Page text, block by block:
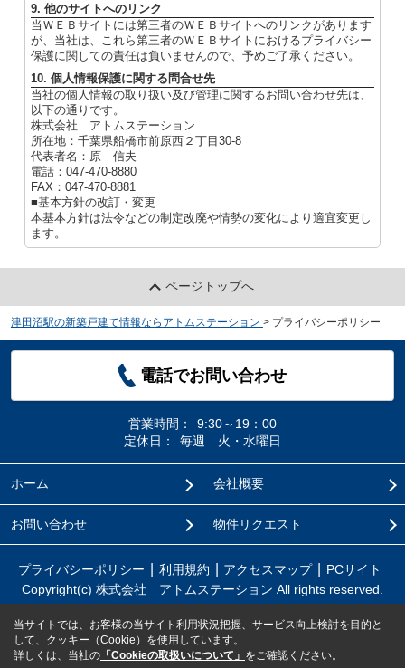
9. 他のサイトへのリンク
当ＷＥＢサイトには第三者のＷＥＢサイトへのリンクがあります
が、当社は、これら第三者のＷＥＢサイトにおけるプライバシー
保護に関しての責任は負いませんので、予めご了承ください。
10. 個人情報保護に関する問合せ先
当社の個人情報の取り扱い及び管理に関するお問い合わせ先は、
以下の通りです。
株式会社 アトムステーション
所在地：千葉県船橋市前原西２丁目30-8
代表者名：原 信夫
電話：047-470-8880
FAX：047-470-8881
■基本方針の改訂・変更
本基本方針は法令などの制定改廃や情勢の変化により適宜変更し
ます。
ページトップへ
津田沼駅の新築戸建て情報ならアトムステーション > プライバシーポリシー
電話でお問い合わせ
営業時間：
9:30～19：00
定休日：
毎週 火・水曜日
ホーム 会社概要
お問い合わせ 物件リクエスト
プライバシーポリシー 利用規約 アクセスマップ
PCサイト
Copyright(c) 株式会社 アトムステーション All rights reserved.
当サイトでは、お客様の当サイト利用状況把握、サービス向上検討を目的と
して、クッキー（Cookie）を使用しています。
詳しくは、当社の 「Cookieの取扱いについて」 をご確認ください。